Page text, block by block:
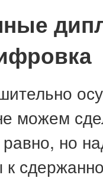
можем
но
к